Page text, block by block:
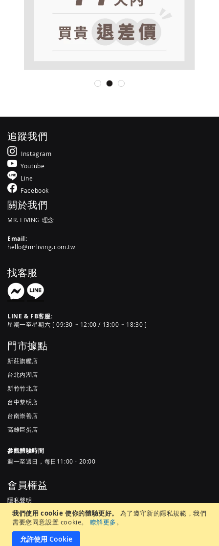
我們使用 cookie 使你的體驗更好。
為了遵守新的隱私規範，我們
需要您同意設置 cookie。
瞭解更多。
允許使用 Cookie
追蹤我們
Instagram
Youtube
Line
Facebook
關於我們
MR. LIVING 理念
Email:
hello@mrliving.com.tw
找客服
LINE & FB客服:
星期一至星期六 [ 09:30 ~ 12:00 / 13:00 ~ 18:30 ]
門市據點
新莊旗艦店
台北內湖店
新竹竹北店
台中黎明店
台南崇善店
高雄巨蛋店
參觀體驗時間
週一至週日，每日11:00 - 20:00
會員權益
隱私聲明
服務條款
常見問題